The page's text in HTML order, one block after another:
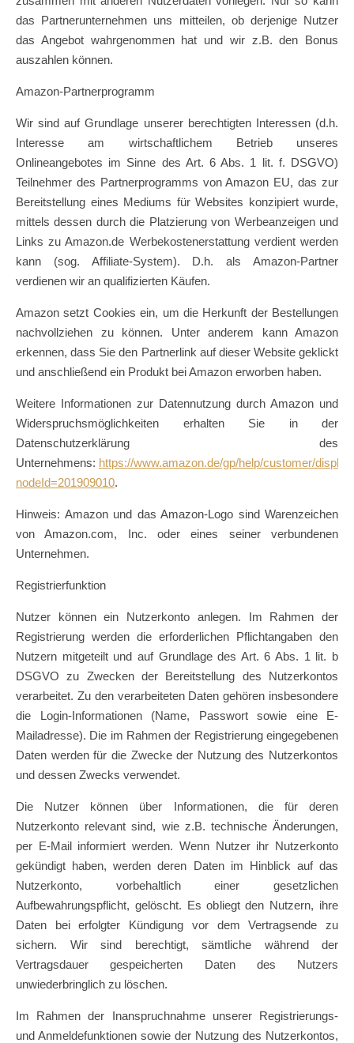
das Partnerunternehmen uns mitteilen, ob derjenige Nutzer
das Angebot wahrgenommen hat und wir z.B. den Bonus
auszahlen können.
Amazon-Partnerprogramm
Wir sind auf Grundlage unserer berechtigten Interessen (d.h.
Interesse am wirtschaftlichem Betrieb unseres
Onlineangebotes im Sinne des Art. 6 Abs. 1 lit. f. DSGVO)
Teilnehmer des Partnerprogramms von Amazon EU, das zur
Bereitstellung eines Mediums für Websites konzipiert wurde,
mittels dessen durch die Platzierung von Werbeanzeigen und
Links zu Amazon.de Werbekostenerstattung verdient werden
kann (sog. Affiliate-System). D.h. als Amazon-Partner
verdienen wir an qualifizierten Käufen.
Amazon setzt Cookies ein, um die Herkunft der Bestellungen
nachvollziehen zu können. Unter anderem kann Amazon
erkennen, dass Sie den Partnerlink auf dieser Website geklickt
und anschließend ein Produkt bei Amazon erworben haben.
Weitere Informationen zur Datennutzung durch Amazon und
Widerspruchsmöglichkeiten erhalten Sie in der
Datenschutzerklärung des
Unternehmens: https://www.amazon.de/gp/help/customer/
nodeId=201909010.
Hinweis: Amazon und das Amazon-Logo sind Warenzeichen
von Amazon.com, Inc. oder eines seiner verbundenen
Unternehmen.
Registrierfunktion
Nutzer können ein Nutzerkonto anlegen. Im Rahmen der
Registrierung werden die erforderlichen Pflichtangaben den
Nutzern mitgeteilt und auf Grundlage des Art. 6 Abs. 1 lit. b
DSGVO zu Zwecken der Bereitstellung des Nutzerkontos
verarbeitet. Zu den verarbeiteten Daten gehören insbesondere
die Login-Informationen (Name, Passwort sowie eine E-
Mailadresse). Die im Rahmen der Registrierung eingegebenen
Daten werden für die Zwecke der Nutzung des Nutzerkontos
und dessen Zwecks verwendet.
Die Nutzer können über Informationen, die für deren
Nutzerkonto relevant sind, wie z.B. technische Änderungen,
per E-Mail informiert werden. Wenn Nutzer ihr Nutzerkonto
gekündigt haben, werden deren Daten im Hinblick auf das
Nutzerkonto, vorbehaltlich einer gesetzlichen
Aufbewahrungspflicht, gelöscht. Es obliegt den Nutzern, ihre
Daten bei erfolgter Kündigung vor dem Vertragsende zu
sichern. Wir sind berechtigt, sämtliche während der
Vertragsdauer gespeicherten Daten des Nutzers
unwiederbringlich zu löschen.
Im Rahmen der Inanspruchnahme unserer Registrierungs-
und Anmeldefunktionen sowie der Nutzung des Nutzerkontos,